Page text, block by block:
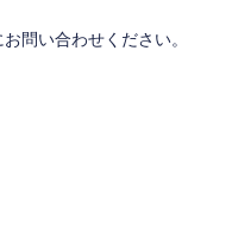
問い合わせください。